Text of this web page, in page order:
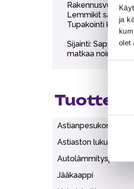
ja
olet
Rakennusvuosi
Lemmikit sallittu,
Tupakointi
Sijainti: Sappeen
matkaa noin 3
Astianpesukone
Astiaston lukumäärä
Autolämmityspaikka
Jääkaappi